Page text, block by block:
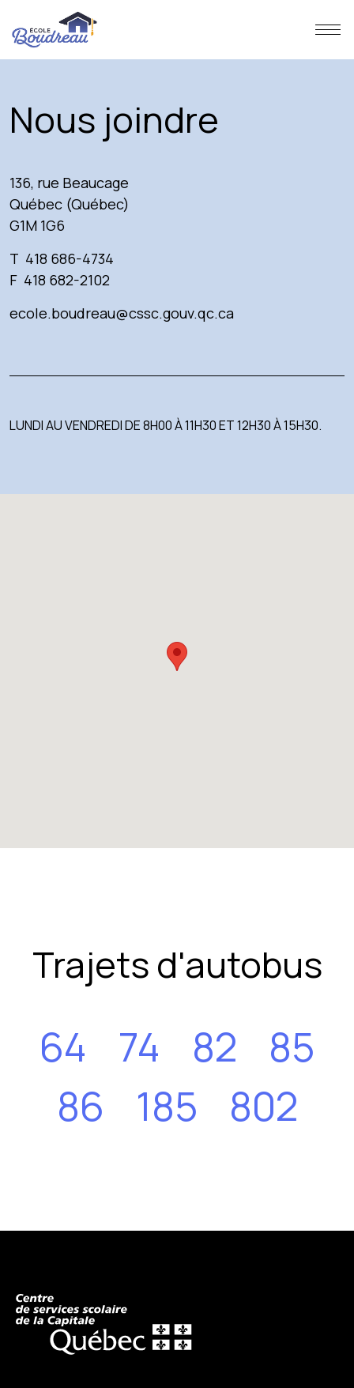
Nous joindre
136, rue Beaucage
Québec (Québec)
G1M 1G6
T 418 686-4734
F 418 682-2102
ecole.boudreau@cssc.gouv.qc.ca
LUNDI AU VENDREDI DE 8H00 À 11H30 ET 12H30 À 15H30.
Trajets d'autobus
64 74 82
85
86
185 802